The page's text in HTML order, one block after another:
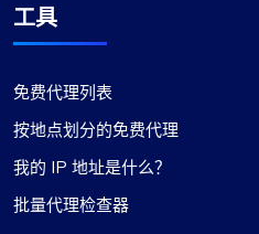
工具
免费代理列表
按地点划分的免费代理
我的 IP 地址是什么？
批量代理检查器